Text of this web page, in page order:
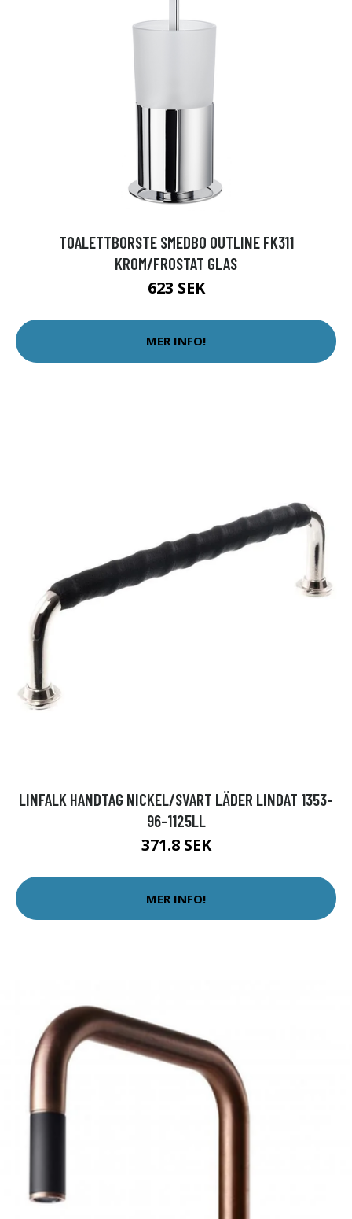
TOALETTBORSTE SMEDBO OUTLINE FK311
KROM/FROSTAT GLAS
623 SEK
MER INFO!
LINFALK HANDTAG NICKEL/SVART LÄDER LINDAT 1353-
96-1125LL
371.8 SEK
MER INFO!